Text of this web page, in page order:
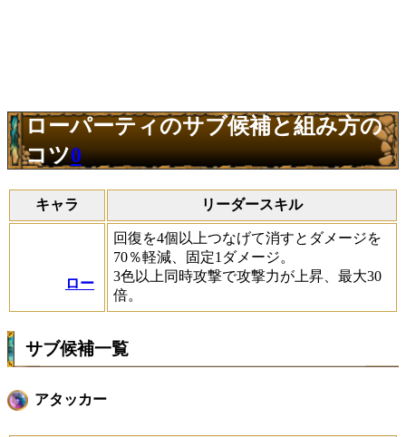
ローパーティのサブ候補と組み方の
コツ0
キャラ リーダースキル
ロー
回復を4個以上つなげて消すとダメージを
70％軽減、固定1ダメージ。
3色以上同時攻撃で攻撃力が上昇、最大30
倍。
サブ候補一覧
アタッカー